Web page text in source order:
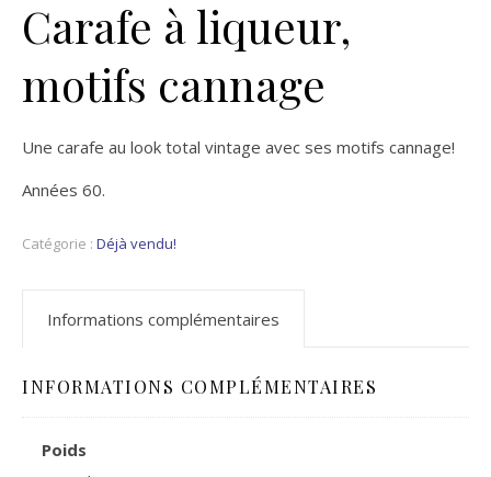
Carafe à liqueur,
motifs cannage
Une carafe au look total vintage avec ses motifs cannage!
Années 60.
Catégorie : Déjà vendu!
Informations complémentaires
INFORMATIONS COMPLÉMENTAIRES
Poids